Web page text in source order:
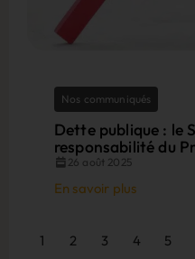
Nos communiqués
Dette publique : le
responsabilité du
26 août 2025
En savoir plus
1 2 3 4 5